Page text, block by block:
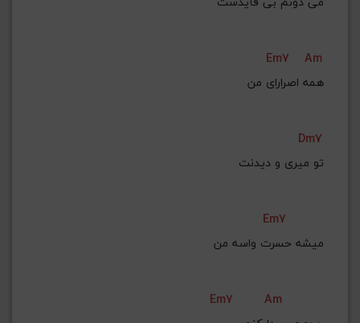
Em7
Am
همه اصرارای من
Dm7
Em7
میشه حسرت واسه من
Em7
Am